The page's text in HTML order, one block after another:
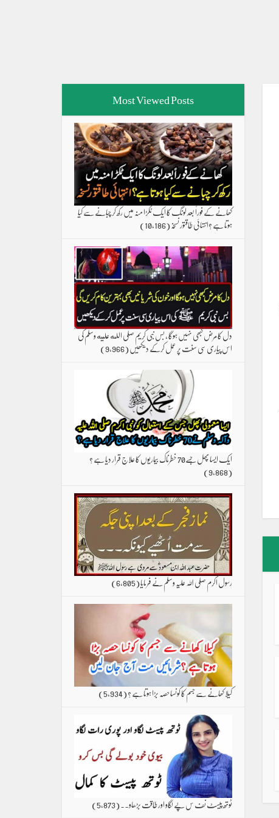
Most Viewed Posts
کھانے کے فوراً بعد لونگ کا ایک ٹکڑا منہ میں رکھ کر چبانے سے کیا
ہوتا ہے ؟انتہائی طاقتور نسخہ(10,186)
دل کا مرض کبھی نہیں ہوگا ، بس نبی کریم صلی الله علیه وسلم کی
اس پیاری سی سنت پر عمل کرکے دیکھیں(9,966)
ایک ایسا پھل جسے70 خطرناک بیماریوں کا علاج قرار دیا ہے ؟
(9,868)
رسول اکرم صلی اللہ علیہ وسلم نے فرمایا(6,805)
کیلا کھانے سے جسم کا کونسا حصہ بڑا ہوتا ہے ؟(5,934)
ٹوتھ پیسٹ نف س پے لگاو اور طاقت بڑھاو۔۔(5,873)